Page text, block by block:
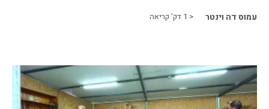
עמוס דה וינטר < 1 דק' קריאה